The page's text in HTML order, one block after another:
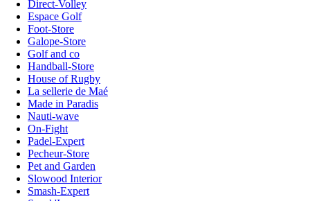
Direct-Volley
Espace Golf
Foot-Store
Galope-Store
Golf and co
Handball-Store
House of Rugby
La sellerie de Maé
Made in Paradis
Nauti-wave
On-Fight
Padel-Expert
Pecheur-Store
Pet and Garden
Slowood Interior
Smash-Expert